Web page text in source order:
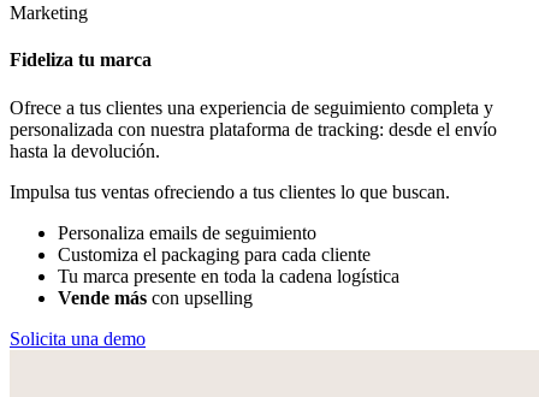
Marketing
Fideliza tu marca
Ofrece a tus clientes una experiencia de seguimiento completa y
personalizada con nuestra plataforma de tracking: desde el envío
hasta la devolución.
Impulsa tus ventas ofreciendo a tus clientes lo que buscan.
Personaliza emails de seguimiento
Customiza el packaging para cada cliente
Tu marca presente en toda la cadena logística
Vende más con upselling
Solicita una demo